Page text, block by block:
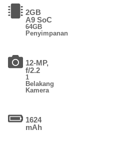
2GB
A9 SoC
64GB
Penyimpanan
12-MP,
f/2.2
1
Belakang
Kamera
1624
mAh